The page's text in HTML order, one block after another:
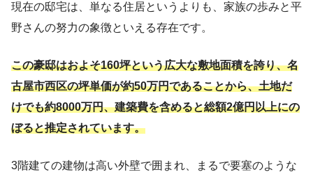
現在の邸宅は、単なる住居というよりも、家族の歩みと平
野さんの努力の象徴といえる存在です。
この豪邸はおよそ160坪という広大な敷地面積を誇り、名
古屋市西区の坪単価が約50万円であることから、土地だ
けでも約8000万円、建築費を含めると総額2億円以上にの
ぼると推定されています。
3階建ての建物は高い外壁で囲まれ、まるで要塞のような